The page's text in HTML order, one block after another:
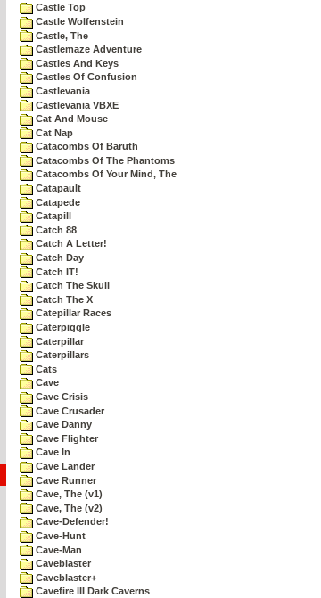
Castle Top
Castle Wolfenstein
Castle, The
Castlemaze Adventure
Castles And Keys
Castles Of Confusion
Castlevania
Castlevania VBXE
Cat And Mouse
Cat Nap
Catacombs Of Baruth
Catacombs Of The Phantoms
Catacombs Of Your Mind, The
Catapault
Catapede
Catapill
Catch 88
Catch A Letter!
Catch Day
Catch IT!
Catch The Skull
Catch The X
Catepillar Races
Caterpiggle
Caterpillar
Caterpillars
Cats
Cave
Cave Crisis
Cave Crusader
Cave Danny
Cave Flighter
Cave In
Cave Lander
Cave Runner
Cave, The (v1)
Cave, The (v2)
Cave-Defender!
Cave-Hunt
Cave-Man
Caveblaster
Caveblaster+
Cavefire III Dark Caverns